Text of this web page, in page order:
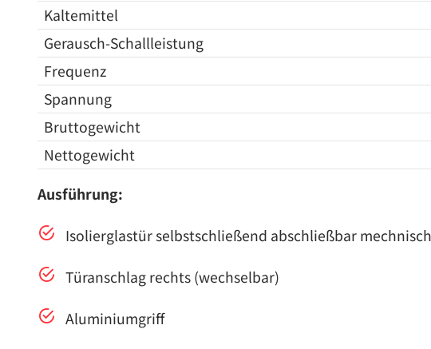
Kaltemittel
Gerausch-Schallleistung
Frequenz
Spannung
Bruttogewicht
Nettogewicht
Ausführung:
Isolierglastür selbstschließend abschließbar
Türanschlag rechts (wechselbar)
Aluminiumgriff